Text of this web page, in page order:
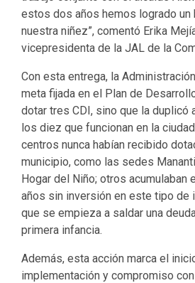
estos dos años hemos logrado un
nuestra niñez”, comentó Erika
vicepresidenta de la JAL de la
Con esta entrega, la
meta fijada en el Plan de
dotar tres CDI, sino que la duplicó
los diez que funcionan en la
centros nunca habían recibido
municipio, como las sedes
Hogar del Niño; otros acumulaban
años sin inversión en este tipo de
que se empieza a saldar una
primera infancia.
Además, esta acción marca el
implementación y compromiso